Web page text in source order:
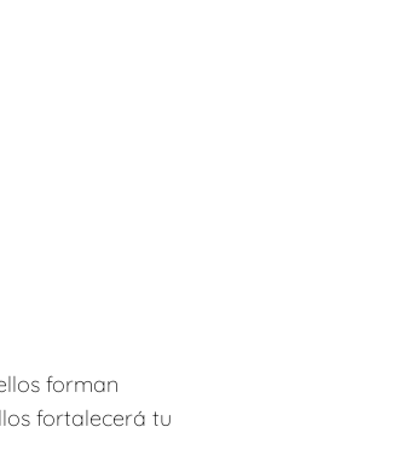
forman
fortalecerá tu